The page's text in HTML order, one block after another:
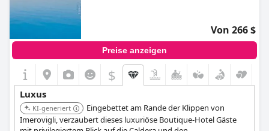
Von 266 $
Preise anzeigen
$
Luxus
KI-generiert
Eingebettet am Rande der Klippen von
Imerovigli, verzaubert dieses luxuriöse Boutique-Hotel Gäste